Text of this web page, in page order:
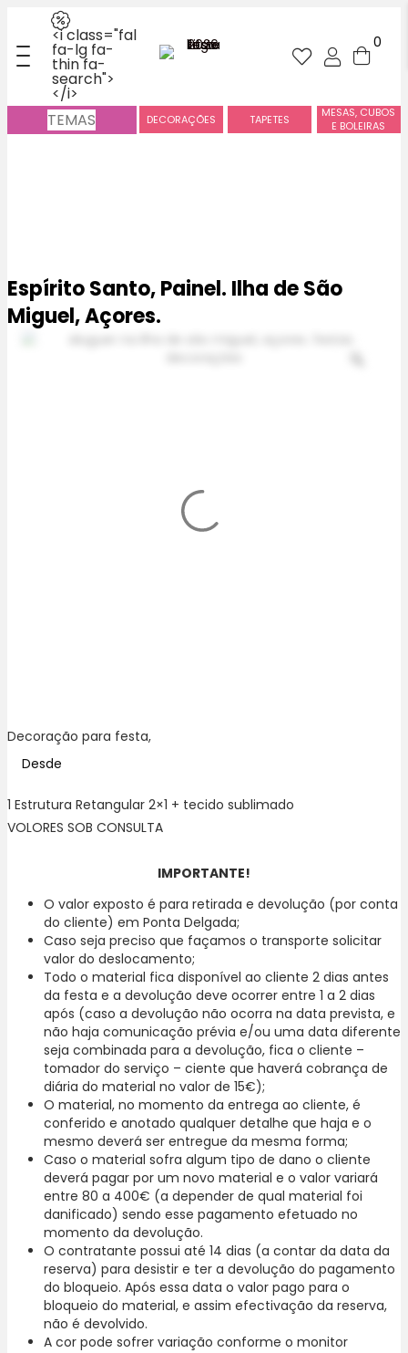
<i class="fal
fa-lg fa-
thin fa-
search">
</i>
0
TEMAS DECORAÇÕES TAPETES
MESAS, CUBOS
E BOLEIRAS
Espírito Santo, Painel. Ilha de São
Miguel, Açores.
Decoração para festa,
Desde
1 Estrutura Retangular 2×1 + tecido sublimado
VOLORES SOB CONSULTA
IMPORTANTE!
O valor exposto é para retirada e devolução (por conta
do cliente) em Ponta Delgada;
Caso seja preciso que façamos o transporte solicitar
valor do deslocamento;
Todo o material fica disponível ao cliente 2 dias antes
da festa e a devolução deve ocorrer entre 1 a 2 dias
após (caso a devolução não ocorra na data prevista, e
não haja comunicação prévia e/ou uma data diferente
seja combinada para a devolução, fica o cliente –
tomador do serviço – ciente que haverá cobrança de
diária do material no valor de 15€);
O material, no momento da entrega ao cliente, é
conferido e anotado qualquer detalhe que haja e o
mesmo deverá ser entregue da mesma forma;
Caso o material sofra algum tipo de dano o cliente
deverá pagar por um novo material e o valor variará
entre 80 a 400€ (a depender de qual material foi
danificado) sendo esse pagamento efetuado no
momento da devolução.
O contratante possui até 14 dias (a contar da data da
reserva) para desistir e ter a devolução do pagamento
do bloqueio. Após essa data o valor pago para o
bloqueio do material, e assim efectivação da reserva,
não é devolvido.
A cor pode sofrer variação conforme o monitor